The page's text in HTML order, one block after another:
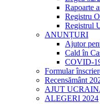
Rapoarte
Registru
Registrul
ANUNȚURI
Ajutor
Cald în
COVID-
Formular
Recensământ
AJUT
ALEGERI 2024